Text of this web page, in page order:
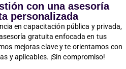
con una asesoría
personalizada
en capacitación pública y privada,
gratuita enfocada en tus
mejoras clave y te orientamos con
y aplicables. ¡Sin compromiso!